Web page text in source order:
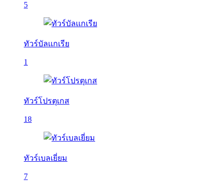
5
ทัวร์บัลเเกเรีย
1
ทัวร์โปรตุเกส
18
ทัวร์เบลเยี่ยม
7